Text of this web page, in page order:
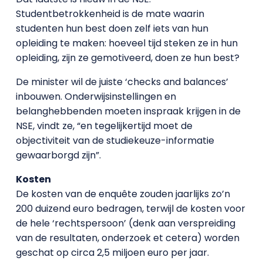
Studentbetrokkenheid is de mate waarin
studenten hun best doen zelf iets van hun
opleiding te maken: hoeveel tijd steken ze in hun
opleiding, zijn ze gemotiveerd, doen ze hun best?
De minister wil de juiste ‘checks and balances’
inbouwen. Onderwijsinstellingen en
belanghebbenden moeten inspraak krijgen in de
NSE, vindt ze, “en tegelijkertijd moet de
objectiviteit van de studiekeuze-informatie
gewaarborgd zijn”.
Kosten
De kosten van de enquête zouden jaarlijks zo’n
200 duizend euro bedragen, terwijl de kosten voor
de hele ‘rechtspersoon’ (denk aan verspreiding
van de resultaten, onderzoek et cetera) worden
geschat op circa 2,5 miljoen euro per jaar.